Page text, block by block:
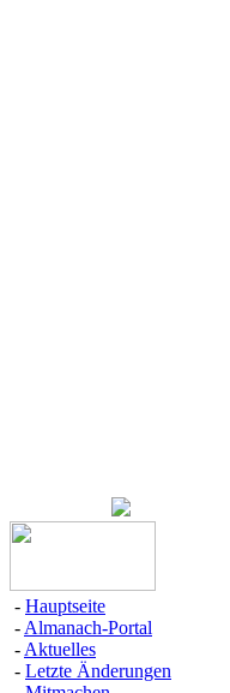
- Hauptseite
- Almanach-Portal
- Aktuelles
- Letzte Änderungen